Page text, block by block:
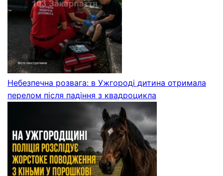
Небезпечна розвага: в Ужгороді дитина отримала
перелом після падіння з квадроцикла